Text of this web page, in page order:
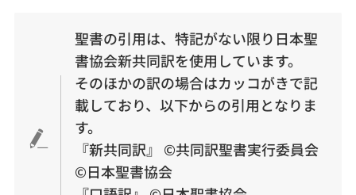
聖書の引用は、特記がない限り日本聖
書協会新共同訳を使用しています。
そのほかの訳の場合はカッコがきで記
載しており、以下からの引用となりま
す。
『新共同訳』 ©︎共同訳聖書実行委員会
©︎日本聖書協会